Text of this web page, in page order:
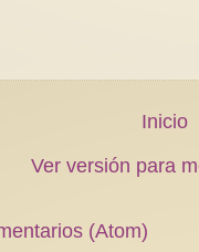
Inicio
Ver versión para
(Atom)